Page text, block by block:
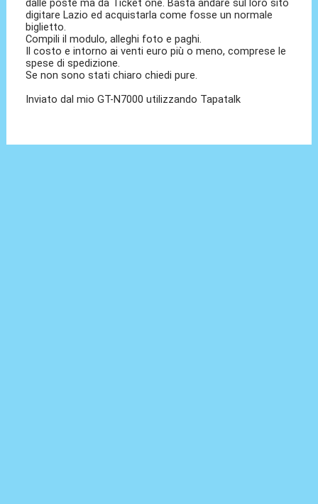
digitare Lazio ed acquistarla come fosse un normale
biglietto.
Compili il modulo, alleghi foto e paghi.
Il costo e intorno ai venti euro più o meno, comprese le
spese di spedizione.
Se non sono stati chiaro chiedi pure.
Inviato dal mio GT-N7000 utilizzando Tapatalk